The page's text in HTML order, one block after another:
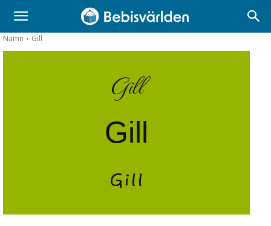
Namn Gill
Gill
Gill
Gill